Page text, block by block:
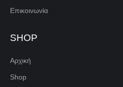
Επικοινωνία
SHOP
Αρχική
Shop